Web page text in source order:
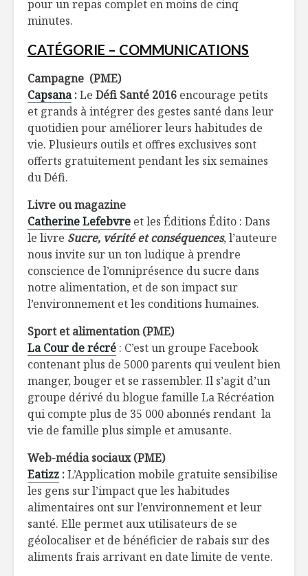
pour un repas complet en moins de cinq
minutes.
CATÉGORIE – COMMUNICATIONS
Campagne (PME)
Capsana:Le Défi Santé 2016 encourage petits
et grands à intégrer des gestes santé dans leur
quotidien pour améliorer leurs habitudes de
vie. Plusieurs outils et offres exclusives sont
offerts gratuitement pendant les six semaines
du Défi.
Livre ou magazine
Catherine Lefebvre et les Éditions Édito : Dans
le livre Sucre, vérité et conséquences, l’auteure
nous invite sur un ton ludique à prendre
conscience de l’omniprésence du sucre dans
notre alimentation, et de son impact sur
l’environnement et les conditions humaines.
Sport et alimentation (PME)
La Cour de récré : C’est un groupe Facebook
contenant plus de 5000 parents qui veulent bien
manger, bouger et se rassembler. Il s’agit d’un
groupe dérivé du blogue famille La Récréation
qui compte plus de 35 000 abonnés rendant la
vie de famille plus simple et amusante.
Web-média sociaux (PME)
Eatizz :L’Application mobile gratuite sensibilise
les gens sur l’impact que les habitudes
alimentaires ont sur l’environnement et leur
santé. Elle permet aux utilisateurs de se
géolocaliser et de bénéficier de rabais sur des
aliments frais arrivant en date limite de vente.